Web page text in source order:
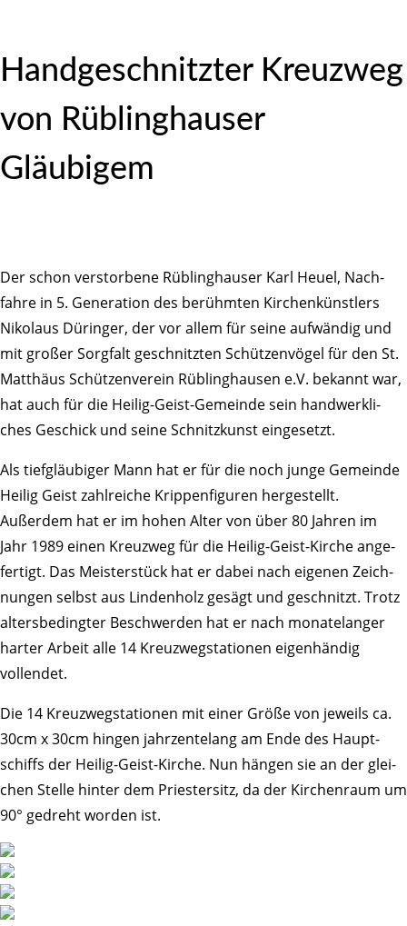
Hand­ge­schnitzter Kreuzweg
von Rübling­hauser
Gläubigem
Der schon verstor­bene Rübling­hauser Karl Heuel, Nach­
fahre in 5. Gene­ra­tion des berühmten Kirchen­künst­lers
Niko­laus Düringer, der vor allem für seine aufwändig und
mit großer Sorg­falt geschnitzten Schüt­zen­vögel für den St.
Matthäus Schüt­zen­verein Rübling­hausen e.V. bekannt war,
hat auch für die Heilig-Geist-Gemeinde sein hand­werk­li­
ches Geschick und seine Schnitz­kunst eingesetzt.
Als tief­gläu­biger Mann hat er für die noch junge Gemeinde
Heilig Geist zahl­reiche Krip­pen­fi­guren herge­stellt.
Außerdem hat er im hohen Alter von über 80 Jahren im
Jahr 1989 einen Kreuzweg für die Heilig-Geist-Kirche ange­
fer­tigt. Das Meis­ter­stück hat er dabei nach eigenen Zeich­
nungen selbst aus Linden­holz gesägt und geschnitzt. Trotz
alters­be­dingter Beschwerden hat er nach mona­te­langer
harter Arbeit alle 14 Kreuz­weg­sta­tionen eigen­händig
vollendet.
Die 14 Kreuz­weg­sta­tionen mit einer Größe von jeweils ca.
30cm x 30cm hingen jahr­zente­lang am Ende des Haupt­
schiffs der Heilig-Geist-Kirche. Nun hängen sie an der glei­
chen Stelle hinter dem Pries­ter­sitz, da der Kirchen­raum um
90° gedreht worden ist.